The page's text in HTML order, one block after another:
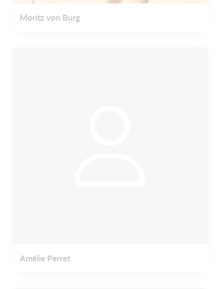
Moritz von Burg
Amélie Perret